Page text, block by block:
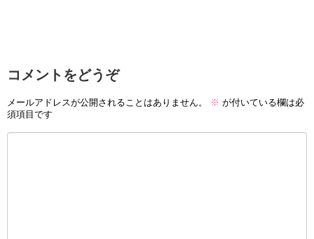
コメントをどうぞ
メールアドレスが公開されることはありません。 ※ が付いている欄は必
須項目です